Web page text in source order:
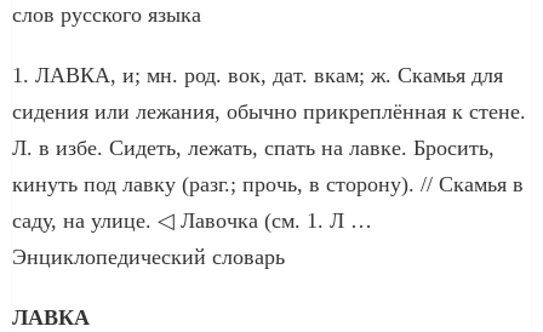
слов русского языка
1. ЛАВКА, и; мн. род. вок, дат. вкам; ж. Скамья для
сидения или лежания, обычно прикреплённая к стене.
Л. в избе. Сидеть, лежать, спать на лавке. Бросить,
кинуть под лавку (разг.; прочь, в сторону). // Скамья в
саду, на улице. ◁ Лавочка (см. 1. Л …
Энциклопедический словарь
ЛАВКА